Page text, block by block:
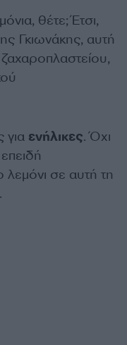
θέτε; Έτσι,
Γκιωνάκης, αυτή
για ενήλικες. Όχι
λεμόνι σε αυτή τη